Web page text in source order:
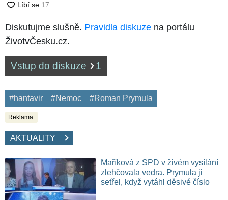
Diskutujme slušně. Pravidla diskuze na portálu
ŽivotvČesku.cz.
Vstup do diskuze 1
#hantavir #Nemoc #Roman Prymula
Reklama:
AKTUALITY
Maříková z SPD v živém vysílání
zlehčovala vedra. Prymula ji
setřel, když vytáhl děsivé číslo